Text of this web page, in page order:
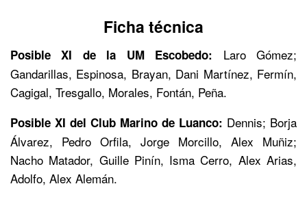
Ficha técnica
Posible XI de la UM Escobedo: Laro Gómez;
Gandarillas, Espinosa, Brayan, Dani Martínez, Fermín,
Cagigal, Tresgallo, Morales, Fontán, Peña.
Posible XI del Club Marino de Luanco: Dennis; Borja
Álvarez, Pedro Orfila, Jorge Morcillo, Alex Muñiz;
Nacho Matador, Guille Pinín, Isma Cerro, Alex Arias,
Adolfo, Alex Alemán.